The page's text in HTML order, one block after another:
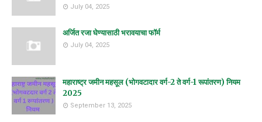
July 04, 2025
अर्जित रजा घेण्यासाठी भरावयाचा फॉर्म
July 04, 2025
महाराष्ट्र जमीन महसूल (भोगवटादार वर्ग-2 ते वर्ग-1 रूपांतरण) नियम
2025
September 13, 2025